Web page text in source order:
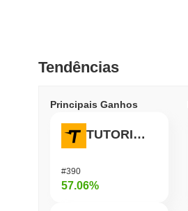
Tendências
Principais Ganhos
TUTORIAL
#390
57.06%